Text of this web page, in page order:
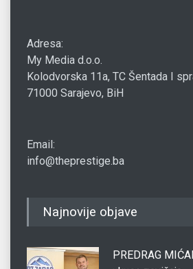
Adresa:
My Media d.o.o.
Kolodvorska 11a, TC Šentada I
71000 Sarajevo, BiH
Email:
info@theprestige.ba
Najnovije objave
PREDRAG